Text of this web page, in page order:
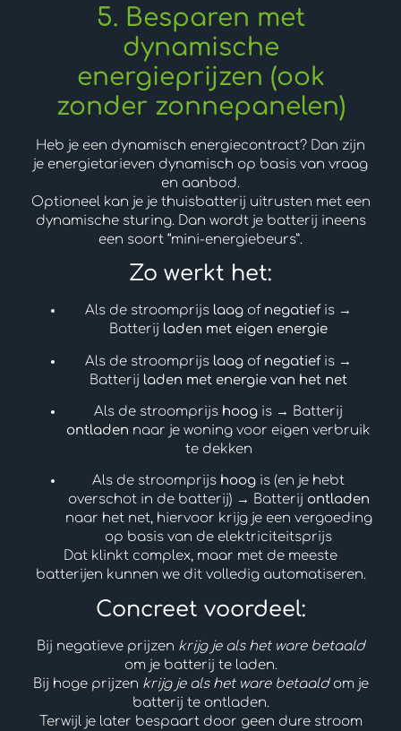
5. Besparen met
dynamische
energieprijzen (ook
zonder zonnepanelen)
Heb je een dynamisch energiecontract? Dan zijn
je energietarieven dynamisch op basis van vraag
en aanbod.
Optioneel kan je je thuisbatterij uitrusten met een
dynamische sturing. Dan wordt je batterij ineens
een soort “mini-energiebeurs”.
Zo werkt het:
Als de stroomprijs laag of negatiefis →
Batterij laden met eigen energie
Als de stroomprijs laag of negatiefis →
Batterij laden met energie van het net
Als de stroomprijs hoog is → Batterij
ontladen naar je woning voor eigen verbruik
te dekken
Als de stroomprijs hoog is (en je hebt
overschot in de batterij) → Batterij ontladen
naar het net, hiervoor krijg je een vergoeding
op basis van de elektriciteitsprijs
Dat klinkt complex, maar met de meeste
batterijen kunnen we dit volledig automatiseren.
Concreet voordeel:
Bij negatieve prijzen krijg je als het ware betaald
om je batterij te laden.
Bij hoge prijzen krijg je als het ware betaaldom je
batterij te ontladen.
Terwijl je later bespaart door geen dure stroom